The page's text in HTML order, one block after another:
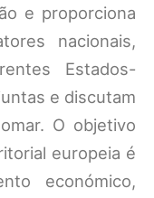
e proporciona
nacionais,
Estados-
e discutam
O objetivo
europeia é
económico,